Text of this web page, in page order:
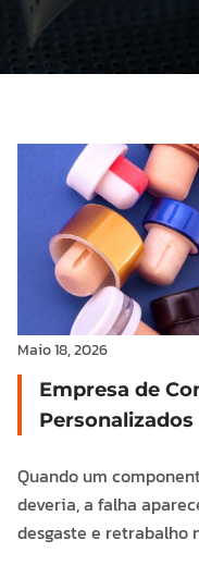
Maio 18, 2026
Empresa de
Quando um
deveria, a falha
desgaste e retrabalho